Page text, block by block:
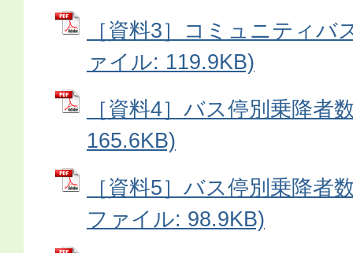
［資料3］コミュニティバ
ァイル: 119.9KB)
［資料4］バス停別乗降者
165.6KB)
［資料5］バス停別乗降者
ファイル: 98.9KB)